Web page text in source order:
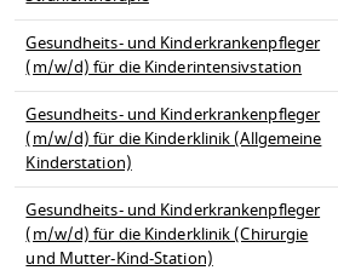
Gesundheits- und Kinderkrankenpfleger
(m/w/d) für die Kinderintensivstation
Gesundheits- und Kinderkrankenpfleger
(m/w/d) für die Kinderklinik (Allgemeine
Kinderstation)
Gesundheits- und Kinderkrankenpfleger
(m/w/d) für die Kinderklinik (Chirurgie
und Mutter-Kind-Station)